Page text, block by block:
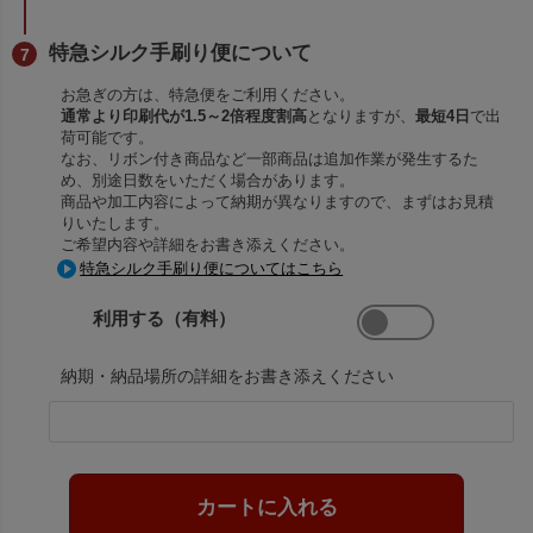
特急シルク手刷り便について
お急ぎの方は、特急便をご利用ください。
通常より印刷代が1.5～2倍程度割高 となりますが、最短4日 で出
荷可能です。
なお、リボン付き商品など一部商品は追加作業が発生するた
め、別途日数をいただく場合があります。
商品や加工内容によって納期が異なりますので、まずはお見積
りいたします。
ご希望内容や詳細をお書き添えください。
特急シルク手刷り便についてはこちら
利用する（有料）
納期・納品場所の詳細をお書き添えください